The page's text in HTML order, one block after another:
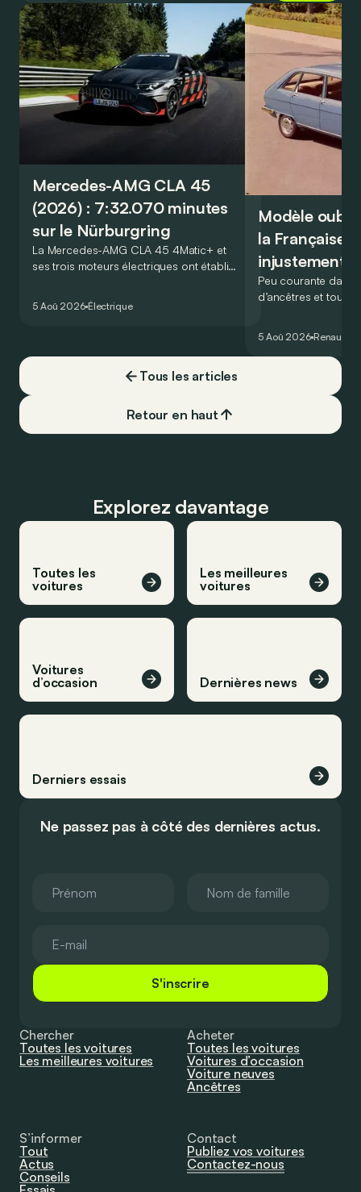
Mercedes-AMG CLA 45
(2026) : 7:32.070 minutes
sur le Nürburgring
La Mercedes-AMG CLA 45 4Matic+ et
ses trois moteurs électriques ont établi
circuit du Nürburgring… mais lequel ?
5 Aoû 2026 Électrique
Modèle
la Française
injustement
Peu courante dans
d’ancêtres et
proposait en 1965
!
5 Aoû 2026 Renault
Tous les articles
Retour en haut
Explorez davantage
Toutes les
voitures
Les meilleures
voitures
Voitures
d’occasion
Dernières news
Derniers essais
Ne passez pas à côté des dernières actus.
S'inscrire
Chercher
Toutes les voitures
Les meilleures voitures
Acheter
Toutes les voitures
Voitures d’occasion
Voiture neuves
Ancêtres
S’informer
Tout
Actus
Conseils
Contact
Publiez vos voitures
Contactez-nous